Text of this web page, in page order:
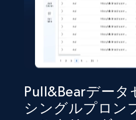
Product name, Description,
price, Currency, In stock, Color,
eCommerce
Pull&Bearデータ
シングルプロン